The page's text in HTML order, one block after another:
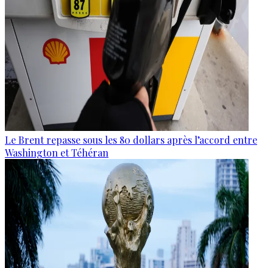
Le Brent repasse sous les 80 dollars après l’accord entre
Washington et Téhéran